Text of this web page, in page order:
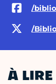
/
/
À